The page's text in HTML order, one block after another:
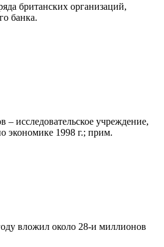
британских организаций,
банка.
исследовательское учреждение,
экономике 1998 г.; прим.
вложил около 28-и миллионов